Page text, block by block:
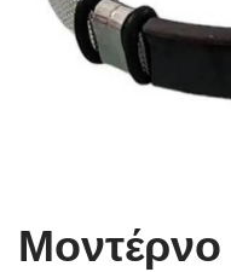
Μοντέρνο